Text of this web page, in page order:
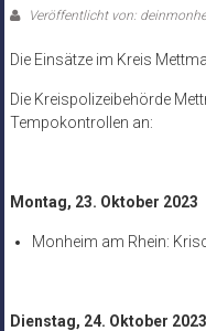
Veröffentlicht von:
Die Einsätze im Kreis
Die Kreispolizeibehörde
Tempokontrollen an:
Montag, 23. Oktober 2023
Monheim am Rhein:
Dienstag, 24. Oktober 2023